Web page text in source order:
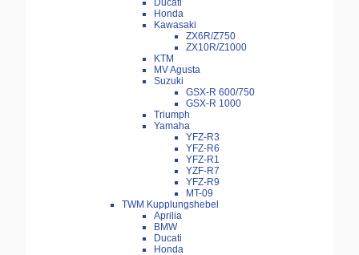
Ducati
Honda
Kawasaki
ZX6R/Z750
ZX10R/Z1000
KTM
MV Agusta
Suzuki
GSX-R 600/750
GSX-R 1000
Triumph
Yamaha
YFZ-R3
YFZ-R6
YFZ-R1
YZF-R7
YFZ-R9
MT-09
TWM Kupplungshebel
Aprilia
BMW
Ducati
Honda